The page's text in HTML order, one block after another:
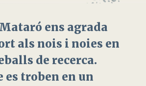
ens agrada
als nois i noies en
de recerca.
es troben en un